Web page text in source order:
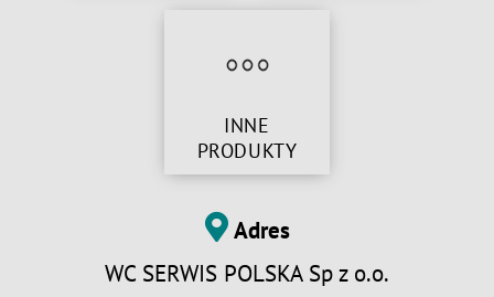
INNE
PRODUKTY
Adres
WC SERWIS POLSKA Sp z o.o.